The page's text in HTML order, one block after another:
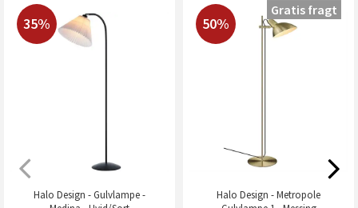
35%
Halo Design - Gulvlampe -
50%
Halo Design - Metropole
Gratis fragt